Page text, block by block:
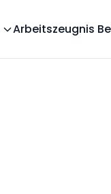
Arbeitszeugnis